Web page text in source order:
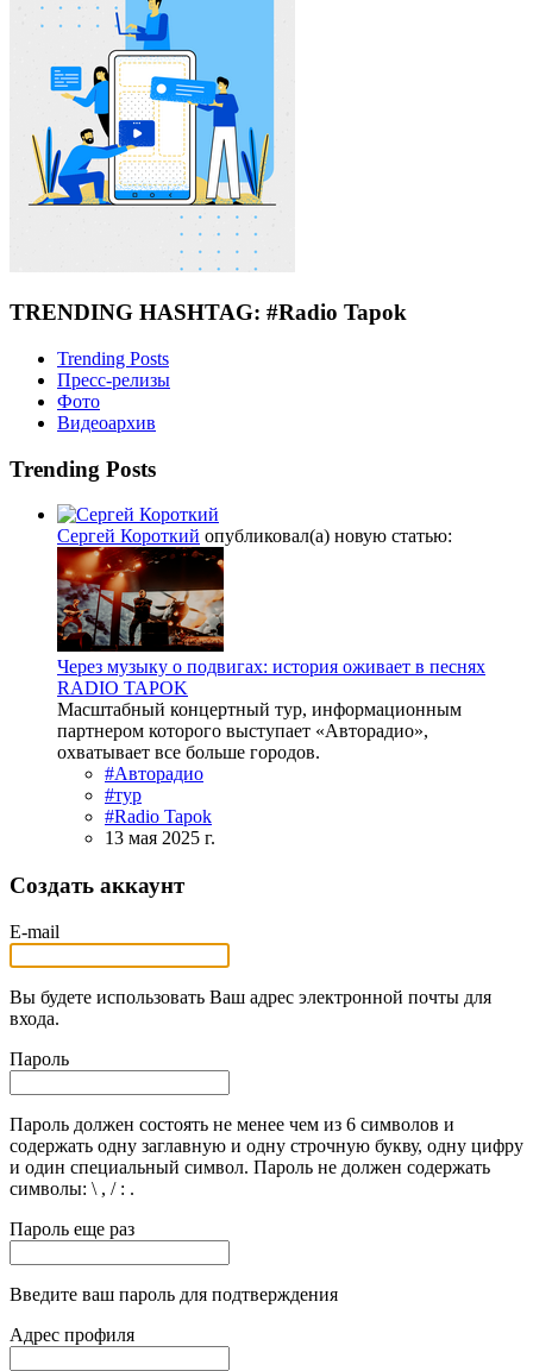
TRENDING HASHTAG: #Radio Tapok
Trending Posts
Пресс-релизы
Фото
Видеоархив
Trending Posts
Сергей Короткий опубликовал(а) новую статью:
Через музыку о подвигах: история оживает в песнях
RADIO TAPOK
Масштабный концертный тур, информационным
партнером которого выступает «Авторадио»,
охватывает все больше городов.
#Авторадио
#тур
#Radio Tapok
13 мая 2025 г.
Создать аккаунт
E-mail
Вы будете использовать Ваш адрес электронной почты для
входа.
Пароль
Пароль должен состоять не менее чем из 6 символов и
содержать одну заглавную и одну строчную букву, одну цифру
и один специальный символ. Пароль не должен содержать
символы: \ , / : .
Пароль еще раз
Введите ваш пароль для подтверждения
Адрес профиля